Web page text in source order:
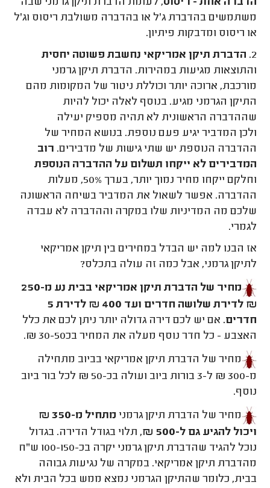
משתמשים בהדברת ג'ל או בהדברה משולבת ריסוס וג'ל
או ריסוס ומדבקות פיתיון.
2. הדברת תיקן אמריקאי נחשבת פשוטה יחסית
והתוצאות מגיעות במהירות. הדברת תיקן גרמני
מורכבת, ארוכה יותר וכוללת ניטור של המקומות מהם
התיקן הגרמני מגיע. בנוסף לאלה יכול להיות
שההדברה הראשונית לא תהיה מספיק יעילה
ולכן המדביר יגיע פעם נוספת. בנושא המחיר של
ההדברה הנוספת יש שתי גישות של מדבירים. רוב
המדבירים לא ייקחו תשלום על ההדברה הנוספת
וחלקם ייקחו מחיר נמוך יותר, בערך 50%, מעלות
ההדברה. אפשר לשאול את המדביר בשיחה הראשונה
שלכם מה המדיניות שלו במקרה וההדברה לא עבדה
לגמרי.
אז הבנו למה יש הבדל במחירים בין תיקן אמריקאי
לתיקן גרמני, אבל כמה זה עולה בתכלס?
מחיר של הדברת תיקן אמריקאי בבית נע מ-250
₪ לדירת שלושה חדרים ועד 400 ₪ לדירת 5
חדרים. אם יש לכם דירה גדולה יותר ניתן לכם את כלל
האצבע - כל חדר נוסף מעלה את המחיר בכ30-50 ₪.
מחיר של הדברת תיקן אמריקאי בביוב מתחילה
מ-300 ₪ ל-3 בורות ביוב ועולה בכ-50 ₪ לכל בור ביוב
נוסף.
מחיר של הדברת תיקן גרמני
מתחיל מ-350 ₪
ויכול להגיע גם ל-500 ₪,
תלוי בגודל הדירה. בגדול
נוכל להגיד שהדברת תיקן גרמני יקרה בכ-100-150 ש"ח
מהדברת תיקן אמריקאי. במקרה של נגיעות גבוהה
בבית, כלומר שהתיקן הגרמני נמצא ממש בכל הבית ולא